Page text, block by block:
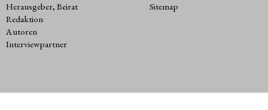
Herausgeber, Beirat
Redaktion
Autoren
Interviewpartner
Sitemap